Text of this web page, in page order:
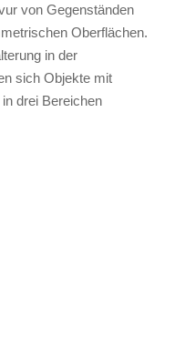
von Gegenständen
Oberflächen.
in der
sich Objekte mit
drei Bereichen